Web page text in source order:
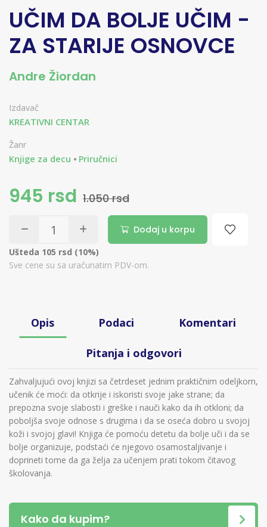
UČIM DA BOLJE UČIM -
ZA STARIJE OSNOVCE
Andre Žiordan
Izdavač
KREATIVNI CENTAR
Žanr
Knjige za decu
Priručnici
945 rsd 1.050 rsd
Dodaj u korpu
Ušteda 105 rsd (10%)
Sve cene su sa uračunatim PDV-om.
Opis Podaci Komentari
Pitanja i odgovori
Zahvaljujući ovoj knjizi sa četrdeset jednim praktičnim odeljkom,
učenik će moći: da otkrije i iskoristi svoje jake strane; da
prepozna svoje slabosti i greške i nauči kako da ih otkloni; da
poboljša svoje odnose s drugima i da se oseća dobro u svojoj
koži i svojoj glavi! Knjiga će pomoću detetu da bolje uči i da se
bolje organizuje, podstaći će njegovo osamostaljivanje i
doprineti tome da ga želja za učenjem prati tokom čitavog
školovanja.
Kako da kupim?